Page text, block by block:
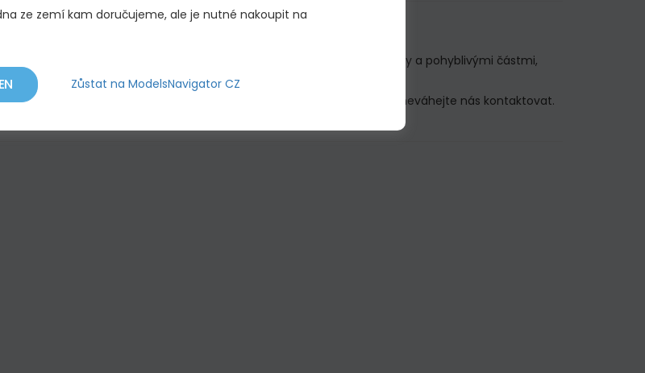
a shrnovačů
s precizními detaily a pohyblivými částmi,
modeláře i tvorbu dioramat s zemědělskou tematikou.
model obraceče nebo shrnovače
, který momentálně nemáme, neváhejte nás kontaktovat.
ze zemí kam doručujeme, ale je nutné nakoupit na
Zůstat na ModelsNavigator CZ